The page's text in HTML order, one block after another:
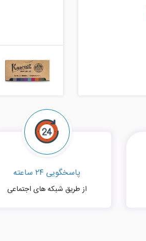
پاسخگویی ۲۴ ساعته
از طریق شبکه های اجتماعی